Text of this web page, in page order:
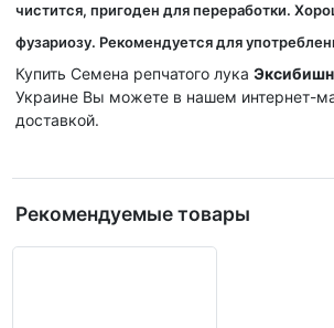
чистится, пригоден для переработки.
фузариозу. Рекомендуется для
Купить Семена репчатого лука
Украине Вы можете в нашем интернет-
доставкой.
Рекомендуемые товары